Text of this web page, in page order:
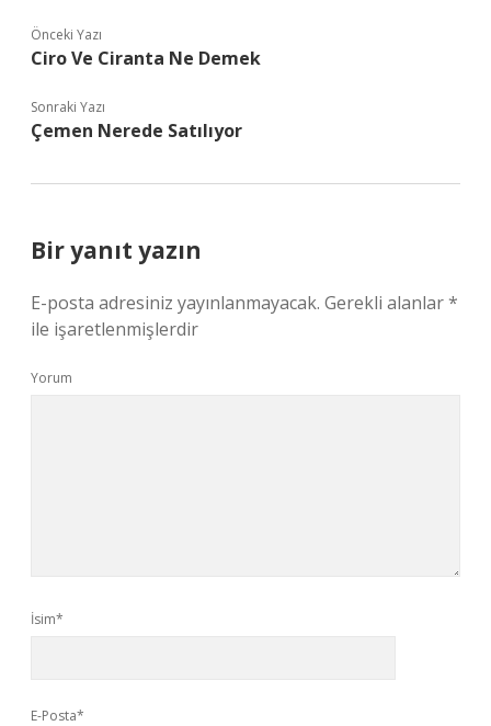
Önceki Yazı
Ciro Ve Ciranta Ne Demek
Sonraki Yazı
Çemen Nerede Satılıyor
Bir yanıt yazın
E-posta adresiniz yayınlanmayacak. Gerekli alanlar*
ile işaretlenmişlerdir
Yorum
İsim*
E-Posta*